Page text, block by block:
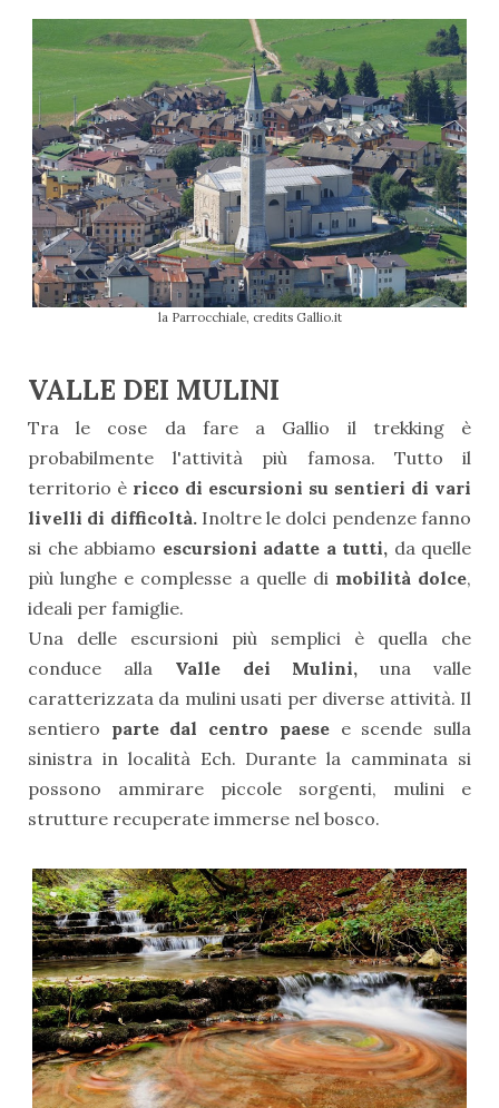
la Parrocchiale, credits Gallio.it
VALLE DEI MULINI
Tra le cose da fare a Gallio il trekking è
probabilmente l'attività più famosa. Tutto il
territorio è ricco di escursioni su sentieri di vari
livelli di difficoltà.Inoltre le dolci pendenze fanno
si che abbiamo escursioni adatte a tutti, da quelle
più lunghe e complesse a quelle di mobilità dolce,
ideali per famiglie.
Una delle escursioni più semplici è quella che
conduce alla Valle dei Mulini, una valle
caratterizzata da mulini usati per diverse attività. Il
sentiero parte dal centro paesee scende sulla
sinistra in località Ech. Durante la camminata si
possono ammirare piccole sorgenti, mulini e
strutture recuperate immerse nel bosco.